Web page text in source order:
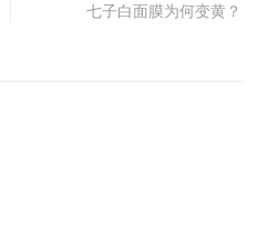
七子白面膜为何变黄？